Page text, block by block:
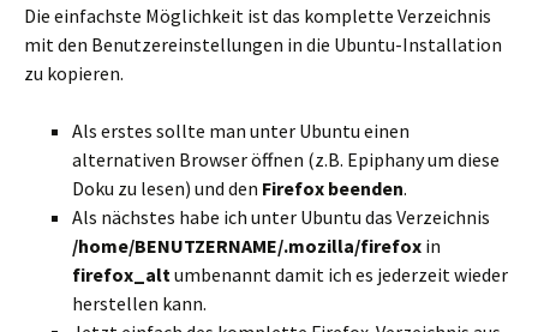
Die einfachste Möglichkeit ist das komplette Verzeichnis
mit den Benutzereinstellungen in die Ubuntu-Installation
zu kopieren.
Als erstes sollte man unter Ubuntu einen
alternativen Browser öffnen (z.B. Epiphany um diese
Doku zu lesen) und den Firefox beenden.
Als nächstes habe ich unter Ubuntu das Verzeichnis
/home/BENUTZERNAME/.mozilla/firefox in
firefox_altumbenannt damit ich es jederzeit wieder
herstellen kann.